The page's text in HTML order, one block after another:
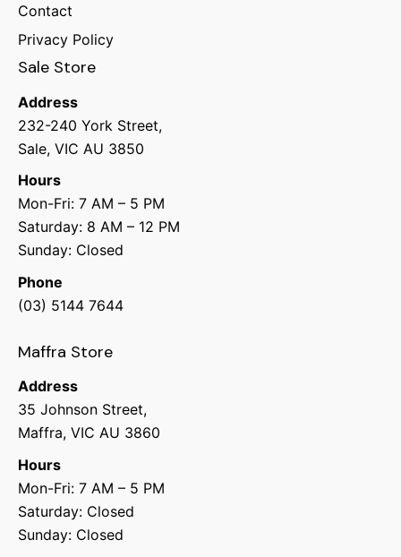
Contact
Privacy Policy
Sale Store
Address
232-240 York Street,
Sale, VIC AU 3850
Hours
Mon-Fri: 7 AM – 5 PM
Saturday: 8 AM – 12 PM
Sunday: Closed
Phone
(03) 5144 7644
Maffra Store
Address
35 Johnson Street,
Maffra, VIC AU 3860
Hours
Mon-Fri: 7 AM – 5 PM
Saturday: Closed
Sunday: Closed